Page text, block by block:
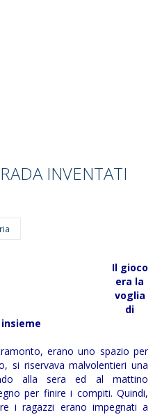
testo
INVENTATI
Il gioco
era la
voglia
di
erano uno spazio per
si riservava malvolentieri una
alla sera ed al mattino
per finire i compiti. Quindi,
i ragazzi erano impegnati a